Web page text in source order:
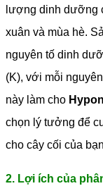
lượng dinh dưỡng
xuân và mùa hè.
nguyên tố dinh
(K), với mỗi
này làm cho
chọn lý tưởng để
cho cây cối của
2. Lợi ích của